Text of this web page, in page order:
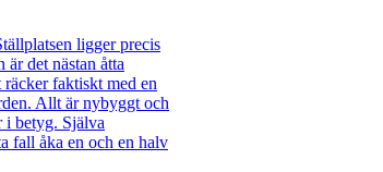
ligger precis
det nästan åtta
faktiskt med en
Allt är nybyggt och
i betyg. Själva
fall åka en och en halv